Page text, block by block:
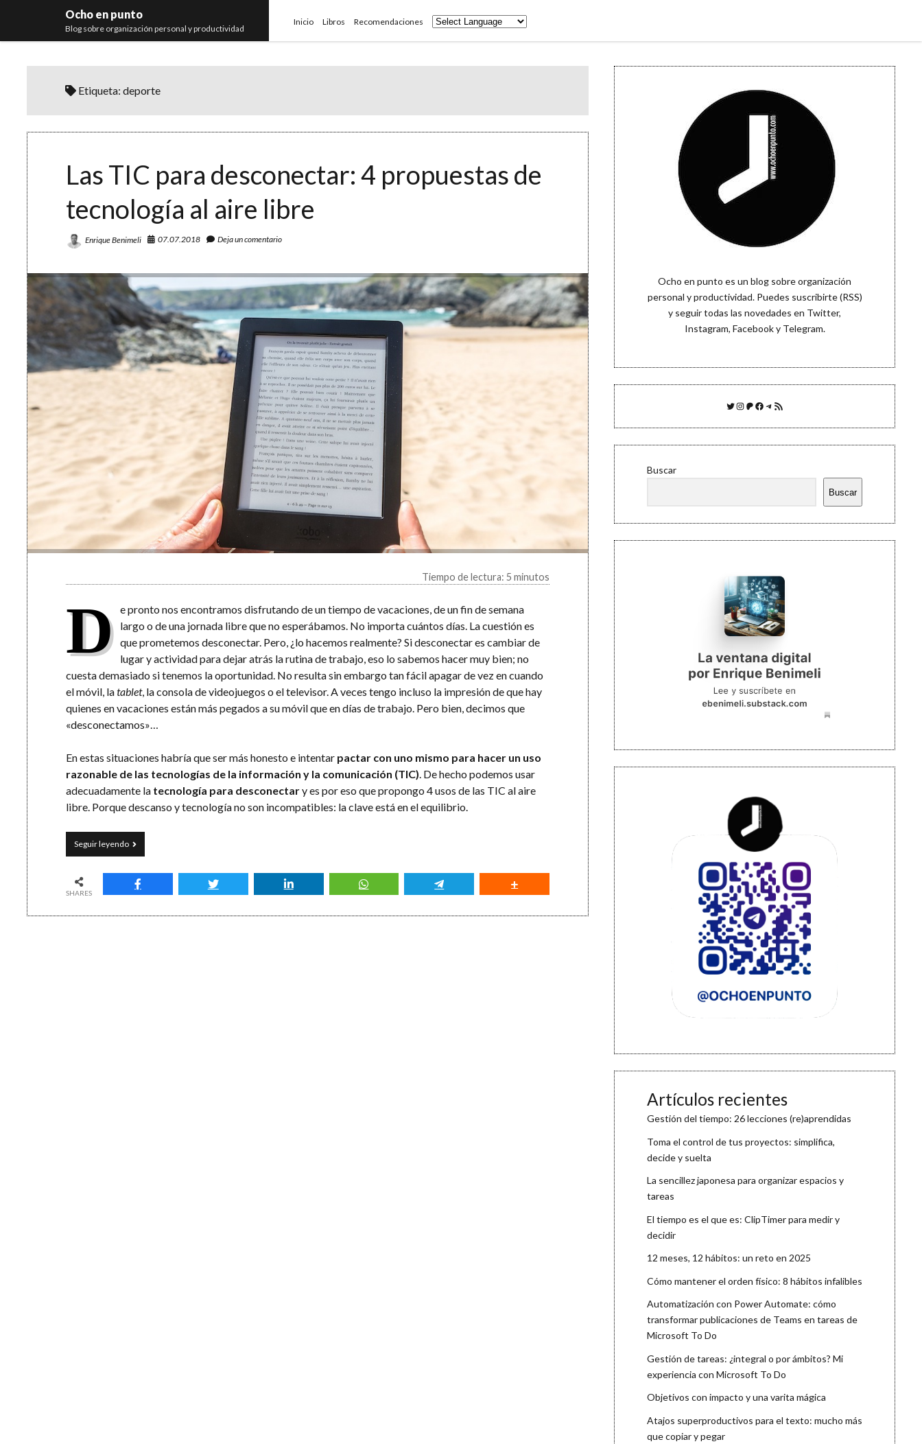
Ocho en punto
Blog sobre organización personal y productividad
Inicio Libros Recomendaciones
Etiqueta:deporte
Las TIC para desconectar: 4 propuestas de
tecnología al aire libre
Enrique Benimeli 07.07.2018 Deja un comentario
Tiempo de lectura: 5 minutos
D e pronto nos encontramos disfrutando de un tiempo de vacaciones, de un fin de semana
largo o de una jornada libre que no esperábamos. No importa cuántos días. La cuestión es
que prometemos desconectar. Pero, ¿lo hacemos realmente? Si desconectar es cambiar de
lugar y actividad para dejar atrás la rutina de trabajo, eso lo sabemos hacer muy bien; no
cuesta demasiado si tenemos la oportunidad. No resulta sin embargo tan fácil apagar de vez en cuando
el móvil, latablet, la consola de videojuegos o el televisor. A veces tengo incluso la impresión de que hay
quienes en vacaciones están más pegados a su móvil que en días de trabajo. Pero bien, decimos que
«desconectamos»…
En estas situaciones habría que ser más honesto e intentar pactar con uno mismo para hacer un uso
razonable de las tecnologías de la información y la comunicación (TIC). De hecho podemos usar
adecuadamente la tecnología para desconectary es por eso que propongo 4 usos de las TIC al aire
libre. Porque descanso y tecnología no son incompatibles: la clave está en el equilibrio.
Seguir leyendoLas
TIC
desconectar:
4
de
SHARES
Sidebar
Ocho en punto es un blog sobre organización
personal y productividad. Puedes suscribirte (RSS)
y seguir todas las novedades en Twitter,
Instagram, Facebooky Telegram.
Twitter
Instagram
Patreon
Facebook
Telegram
Feed RSS
Buscar
Buscar
Artículos recientes
Gestión del tiempo: 26 lecciones (re)aprendidas
Toma el control de tus proyectos: simplifica,
decide y suelta
La sencillez japonesa para organizar espacios y
tareas
El tiempo es el que es: ClipTimer para medir y
decidir
12 meses, 12 hábitos: un reto en 2025
Cómo mantener el orden físico: 8 hábitos infalibles
Automatización con Power Automate: cómo
transformar publicaciones de Teams en tareas de
Microsoft To Do
Gestión de tareas: ¿integral o por ámbitos? Mi
experiencia con Microsoft To Do
Objetivos con impacto y una varita mágica
Atajos superproductivos para el texto: mucho más
que copiar y pegar